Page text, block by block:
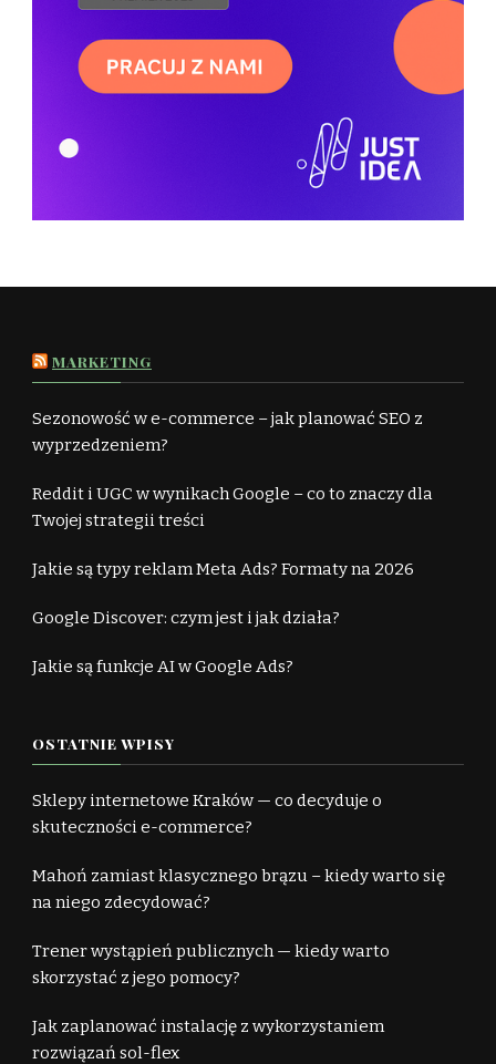
MARKETING
Sezonowość w e-commerce – jak planować SEO z
wyprzedzeniem?
Reddit i UGC w wynikach Google – co to znaczy dla
Twojej strategii treści
Jakie są typy reklam Meta Ads? Formaty na 2026
Google Discover: czym jest i jak działa?
Jakie są funkcje AI w Google Ads?
OSTATNIE WPISY
Sklepy internetowe Kraków — co decyduje o
skuteczności e-commerce?
Mahoń zamiast klasycznego brązu – kiedy warto się
na niego zdecydować?
Trener wystąpień publicznych — kiedy warto
skorzystać z jego pomocy?
Jak zaplanować instalację z wykorzystaniem
rozwiązań sol-flex